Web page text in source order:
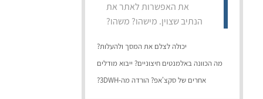
את האפשרות לאתר את
הנתיב שצוין. מישהו? משהו?
יכולה לצלם את המסך ולהעלות?
מה הכוונה באלמנטים חיצוניים? ייבוא מודלים
אחרים של סקצ'אפ? הורדה מה-3DWH?